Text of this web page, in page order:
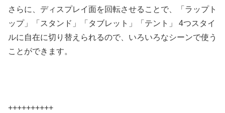
さらに、ディスプレイ面を回転させることで、「ラップト
ップ」「スタンド」「タブレット」「テント」 4つスタイ
ルに自在に切り替えられるので、いろいろなシーンで使う
ことができます。
++++++++++